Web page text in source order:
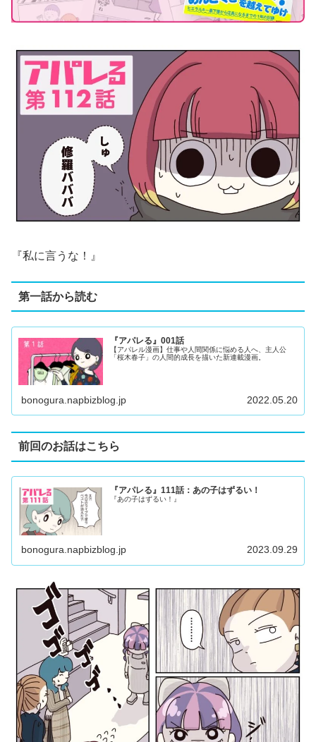
『私に言うな！』
第一話から読む
『アパレる』001話
【アパレル漫画】仕事や人間関係に悩める人へ、主人公
「桜木春子」の人間的成長を描いた新連載漫画。
bonogura.napbizblog.jp 2022.05.20
前回のお話はこちら
『アパレる』111話：あの子はずるい！
『あの子はずるい！』
bonogura.napbizblog.jp 2023.09.29